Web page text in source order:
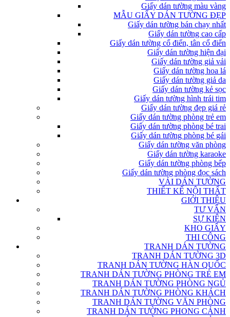
Giấy dán tường màu vàng
MẪU GIẤY DÁN TƯỜNG ĐẸP
Giấy dán tường bán chạy nhất
Giấy dán tường cao cấp
Giấy dán tường cổ điển, tân cổ điển
Giấy dán tường hiện đại
Giấy dán tường giả vải
Giấy dán tường hoa lá
Giấy dán tường giả da
Giấy dán tường kẻ sọc
Giấy dán tường hình trái tim
Giấy dán tường đẹp giá rẻ
Giấy dán tường phòng trẻ em
Giấy dán tường phòng bé trai
Giấy dán tường phòng bé gái
Giấy dán tường văn phòng
Giấy dán tường karaoke
Giấy dán tường phòng bếp
Giấy dán tường phòng đọc sách
VẢI DÁN TƯỜNG
THIẾT KẾ NỘI THẤT
GIỚI THIỆU
TƯ VẤN
SỰ KIỆN
KHO GIẤY
THI CÔNG
TRANH DÁN TƯỜNG
TRANH DÁN TƯỜNG 3D
TRANH DÁN TƯỜNG HÀN QUỐC
TRANH DÁN TƯỜNG PHÒNG TRẺ EM
TRANH DÁN TƯỜNG PHÒNG NGỦ
TRANH DÁN TƯỜNG PHÒNG KHÁCH
TRANH DÁN TƯỜNG VĂN PHÒNG
TRANH DÁN TƯỜNG PHONG CẢNH